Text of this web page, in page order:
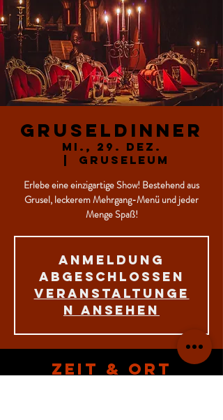
Gruseldinner
Mi., 29. Dez.
GRUSELEUM
Erlebe eine einzigartige Show! Bestehend aus
Grusel, leckerem Mehrgang-Menü und jeder
Menge Spaß!
Anmeldung
abgeschlossen
Veranstaltunge
n ansehen
Zeit & Ort